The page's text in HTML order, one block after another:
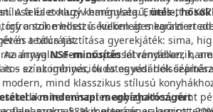
A felület nagy keménységű,ütés-,
, így a színe hosszú éveken át megőrzi
a tálca tisztítása gyerekjáték: sima,
Az anyagNSF-minősítéssel rendelkezik,
– ez az igényes, tudatos vásárlók
a mindennapi megbízhatóságért
és exkluzív hangulata. Emellett a
mellett is különleges karaktert
és textúráját.
árnyalat nem csupán látványában,
színkombinációk és egyedi
mind klasszikus stílusú
a természetes anyagokhoz, mint